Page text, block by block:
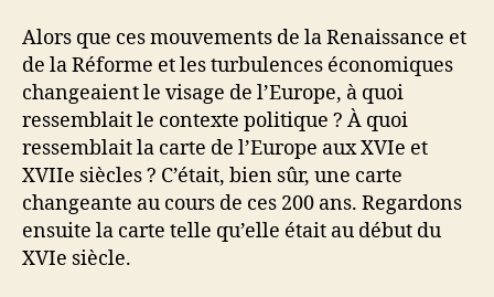
Alors que ces mouvements de la Renaissance et
de la Réforme et les turbulences économiques
changeaient le visage de l’Europe, à quoi
ressemblait le contexte politique ? À quoi
ressemblait la carte de l’Europe aux XVIe et
XVIIe siècles ? C’était, bien sûr, une carte
changeante au cours de ces 200 ans. Regardons
ensuite la carte telle qu’elle était au début du
XVIe siècle.